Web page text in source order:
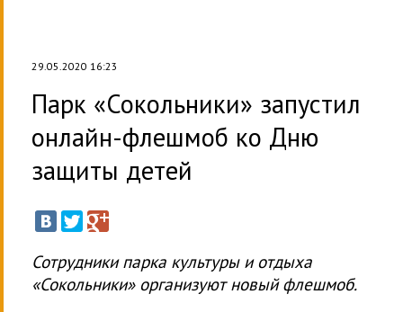
29.05.2020 16:23
Парк «Сокольники» запустил
онлайн-флешмоб ко Дню
защиты детей
Сотрудники парка культуры и отдыха
«Сокольники» организуют новый флешмоб.